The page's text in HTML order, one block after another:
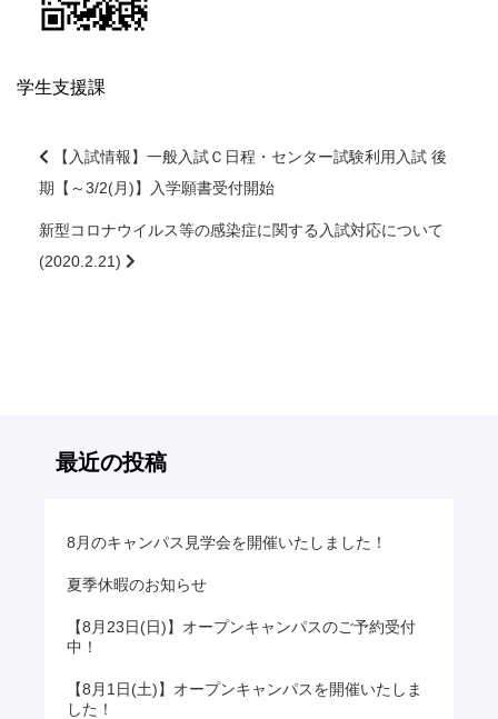
学生支援課
後
の
【入試情報】一般入試Ｃ日程・センター試験利用入試 後
期【～3/2(月)】入学願書受付開始
新型コロナウイルス等の感染症に関する入試対応について
(2020.2.21)
最近の投稿
8月のキャンパス見学会を開催いたしました！
夏季休暇のお知らせ
【8月23日(日)】オープンキャンパスのご予約受付
中！
【8月1日(土)】オープンキャンパスを開催いたしま
した！